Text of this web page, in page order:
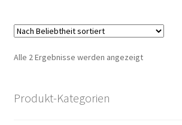
Alle 2 Ergebnisse werden angezeigtNach
Produkt-Kategorien